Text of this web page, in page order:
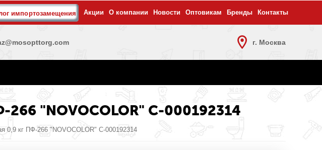
импортозамещения Акции О компании Новости Оптовикам Бренды Контакты
г. Москва
"NOVOCOLOR" С-000192314
0,9 кг ПФ-266 "NOVOCOLOR" С-000192314